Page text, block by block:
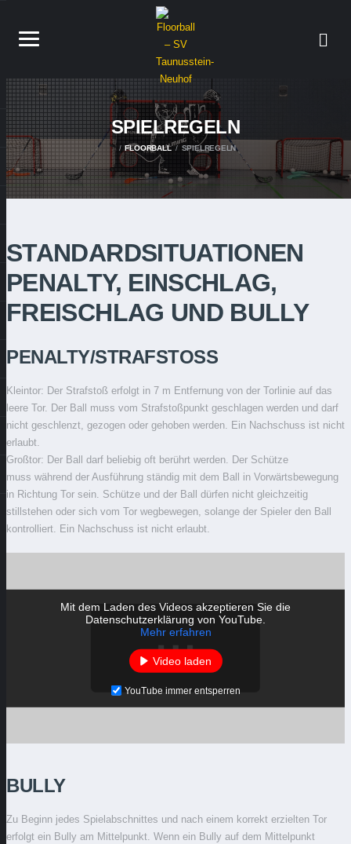
SPIELREGELN
FLOORBALL SPIELREGELN
STANDARDSITUATIONEN
PENALTY, EINSCHLAG,
FREISCHLAG UND BULLY
PENALTY/STRAFSTOSS
Kleintor: Der Strafstoß erfolgt in 7 m Entfernung von der Torlinie auf das
leere Tor. Der Ball muss vom Strafstoßpunkt geschlagen werden und darf
nicht geschlenzt, gezogen oder gehoben werden. Ein Nachschuss ist nicht
erlaubt.
Großtor: Der Ball darf beliebig oft berührt werden. Der Schütze
muss während der Ausführung ständig mit dem Ball in Vorwärtsbewegung
in Richtung Tor sein. Schütze und der Ball dürfen nicht gleichzeitig
stillstehen oder sich vom Tor wegbewegen, solange der Spieler den Ball
kontrolliert. Ein Nachschuss ist nicht erlaubt.
Mit dem Laden des Videos akzeptieren Sie die
Datenschutzerklärung von YouTube.
Mehr erfahren
Video laden
YouTube immer entsperren
BULLY
Zu Beginn jedes Spielabschnittes und nach einem korrekt erzielten Tor
erfolgt ein Bully am Mittelpunkt. Wenn ein Bully auf dem Mittelpunkt